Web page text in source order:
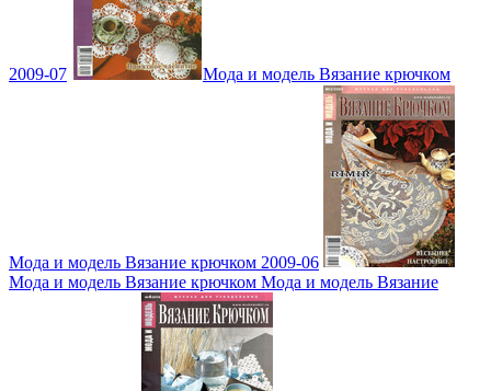
2009-07 Мода и модель Вязание крючком
Мода и модель Вязание крючком 2009-06
Мода и модель Вязание крючком Мода и модель Вязание